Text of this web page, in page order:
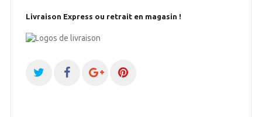
Livraison Express ou retrait en magasin !